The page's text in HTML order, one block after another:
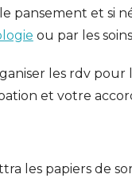
pansement et si
ou par les
les rdv
et votre
les papiers de